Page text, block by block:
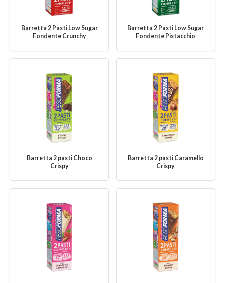
Barretta 2 Pasti Low Sugar
Fondente Crunchy
Barretta 2 Pasti Low Sugar
Fondente Pistacchio
Barretta 2 pasti Choco
Crispy
Barretta 2 pasti Caramello
Crispy